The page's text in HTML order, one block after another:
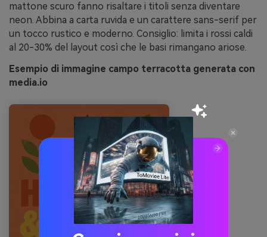
mattone scuro fanno risaltare i titoli senza diventare
neon. Abbina a carta ruvida e un carattere sans-serif per
un tocco rustico e moderno. Consiglio: limita i rossi caldi
al 20-30% del layout così che le basi rimangano ariose.
Esempio di immagine campo terracotta generata con
media.io